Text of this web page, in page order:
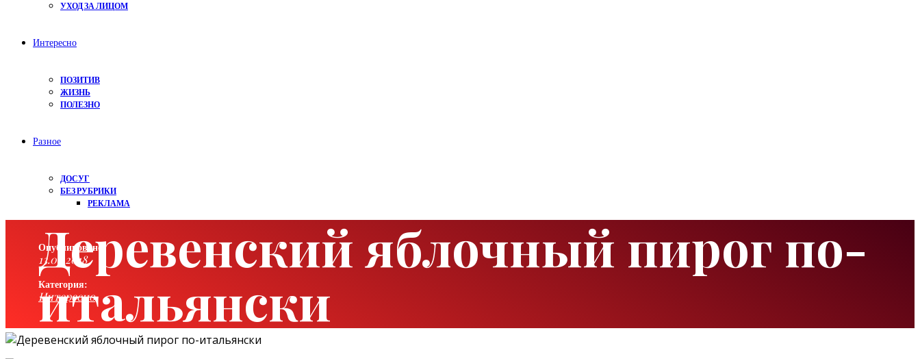
УХОД ЗА ЛИЦОМ
Интересно
ПОЗИТИВ
ЖИЗНЬ
ПОЛЕЗНО
Разное
ДОСУГ
БЕЗ РУБРИКИ
РЕКЛАМА
Деревенский яблочный пирог по-
итальянски
Опубликовано:
13.08.2018
Категория:
Интересно